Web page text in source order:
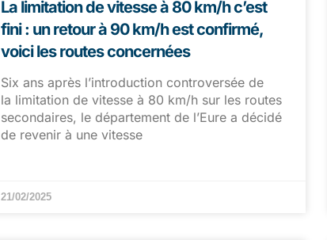
La limitation de vitesse à 80 km/h c’est
fini : un retour à 90 km/h est confirmé,
voici les routes concernées
Six ans après l’introduction controversée de
la limitation de vitesse à 80 km/h sur les routes
secondaires, le département de l’Eure a décidé
de revenir à une vitesse
21/02/2025